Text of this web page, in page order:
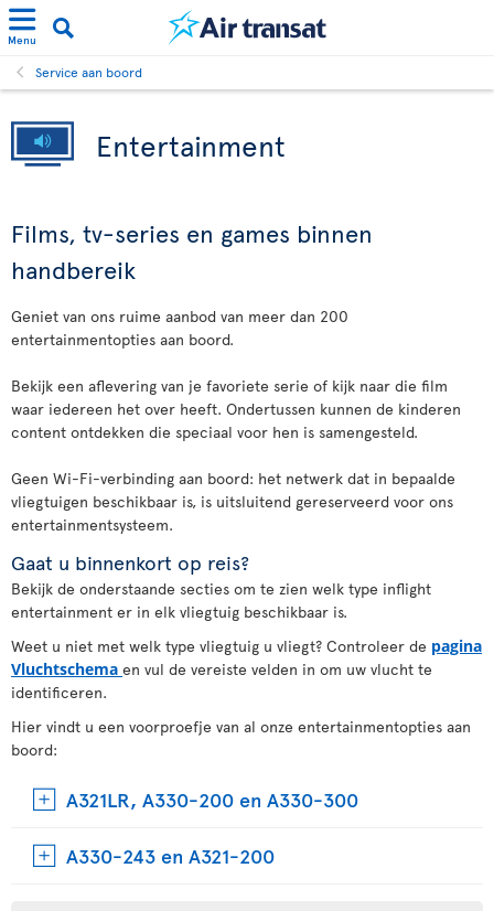
Menu
Service aan boord
Entertainment
Films, tv-series en games binnen
handbereik
Geniet van ons ruime aanbod van meer dan 200
entertainmentopties aan boord.
Bekijk een aflevering van je favoriete serie of kijk naar die film
waar iedereen het over heeft. Ondertussen kunnen de kinderen
content ontdekken die speciaal voor hen is samengesteld.
Geen Wi-Fi-verbinding aan boord: het netwerk dat in bepaalde
vliegtuigen beschikbaar is, is uitsluitend gereserveerd voor ons
entertainmentsysteem.
Gaat u binnenkort op reis?
Bekijk de onderstaande secties om te zien welk type inflight
entertainment er in elk vliegtuig beschikbaar is.
Weet u niet met welk type vliegtuig u vliegt? Controleer de pagina
Vluchtschema en vul de vereiste velden in om uw vlucht te
identificeren.
Hier vindt u een voorproefje van al onze entertainmentopties aan
boord:
A321LR, A330-200 en A330-300
A330-243 en A321-200